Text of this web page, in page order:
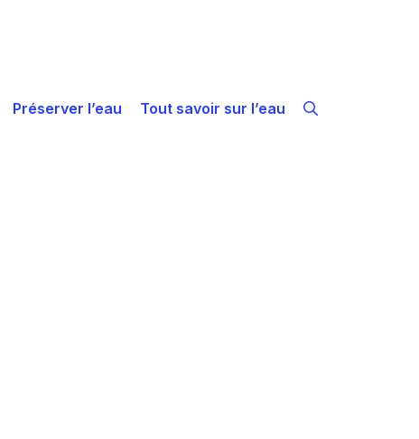
Préserver l’eau Tout savoir sur l’eau